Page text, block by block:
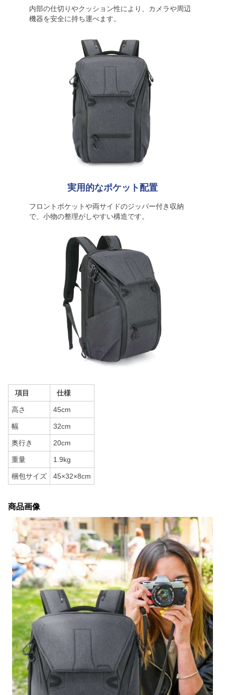
内部の仕切りやクッション性により、カメラや周辺
機器を安全に持ち運べます。
実用的なポケット配置
フロントポケットや両サイドのジッパー付き収納
で、小物の整理がしやすい構造です。
項目 仕様
高さ 45cm
幅 32cm
奥行き 20cm
重量 1.9kg
梱包サイズ 45×32×8cm
商品画像